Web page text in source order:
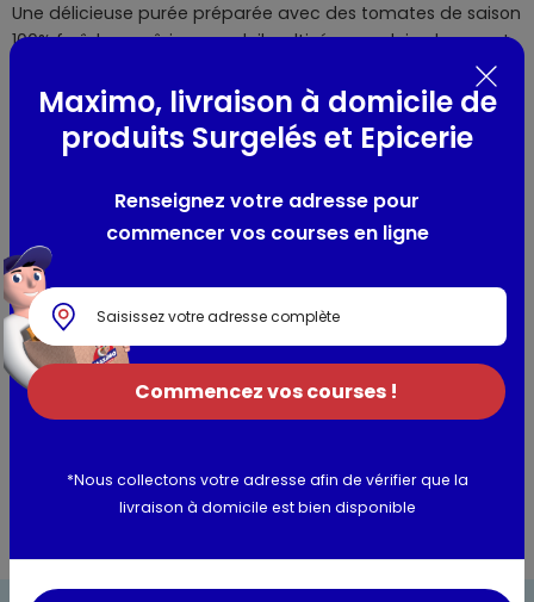
Une délicieuse purée préparée avec des tomates de saison
100% fraîches, mûries au soleil, cultivées en plein champ et
récoltées à maturité... Mis en brique en moins de 48h pour
préserver toute la saveur de la tomate d'été jusque chez
Utilisation et conservation
Composition / Ingrédients / Allergènes
tomates fraîches, correcteur d'acidité : acide citrique.
Valeurs nutritionnelles
Informations complémentaires
Maximo, livraison à domicile de
produits Surgelés et Epicerie
Renseignez votre adresse pour
commencer vos courses en ligne
Commencez vos courses !
*Nous collectons votre adresse afin de vérifier que la
livraison à domicile est bien disponible